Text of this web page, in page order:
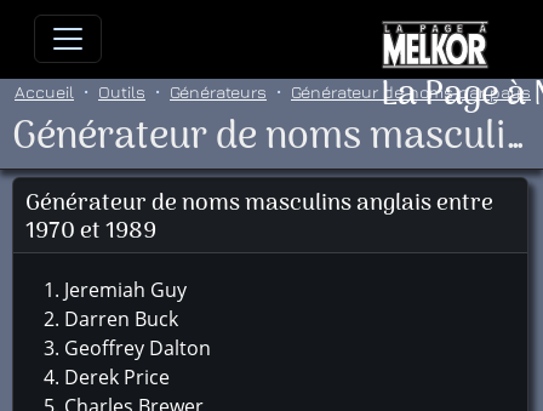
Allez directement au contenu
La Page
Accueil Outils Générateurs Générateur de noms par pays
Générateur de noms masculins anglais entre 1970 et 1989
Générateur de noms masculins anglais entre
1970 et 1989
Jeremiah Guy
Darren Buck
Geoffrey Dalton
Derek Price